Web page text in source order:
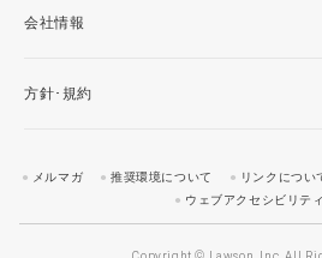
会社情報
方針･規約
メルマガ 推奨環境について リンクについ
ウェブアクセシビリテ